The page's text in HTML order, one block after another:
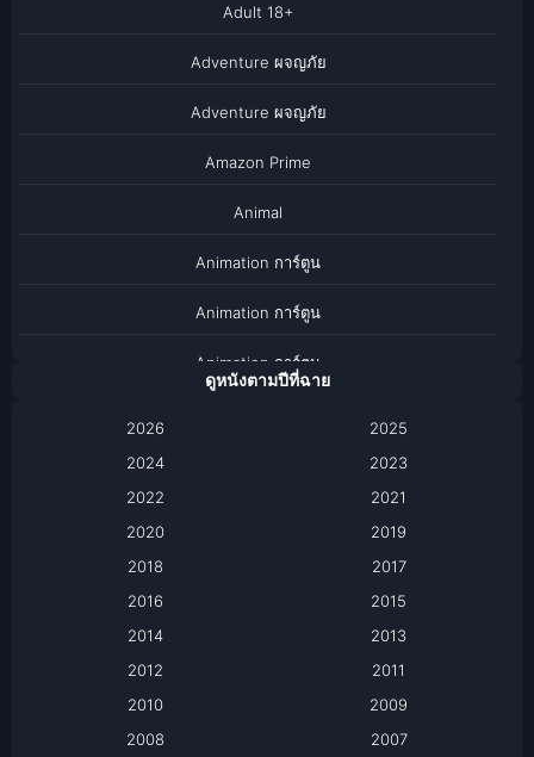
Adult 18+
Adventure ผจญภัย
Adventure ผจญภัย
Amazon Prime
Animal
Animation การ์ตูน
Animation การ์ตูน
Animation การ์ตูน
Based on a True Story เรื่องจริง
Based on a True Story เรื่องจริง
ดูหนังตามปีที่ฉาย
2026
2025
2024
2023
2022
2021
2020
2019
2018
2017
2016
2015
2014
2013
2012
2011
2010
2009
2008
2007